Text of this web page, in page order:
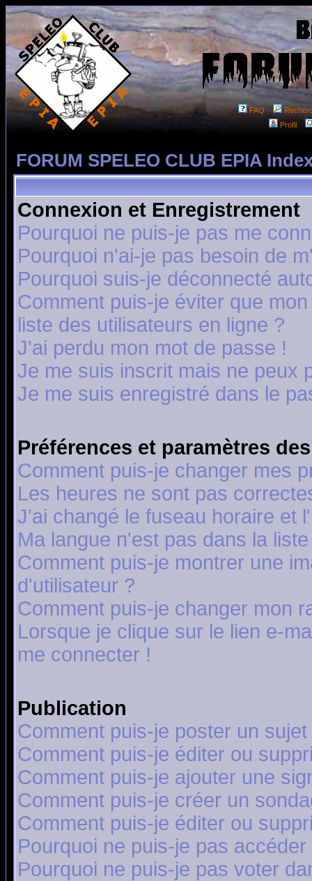
FAQ
Profil
FORUM SPELEO CLUB EPIA
Connexion et Enregistrement
Pourquoi ne puis-je pas me
Pourquoi n'ai-je pas besoin de
Pourquoi suis-je déconnecté
Comment puis-je éviter que
liste des utilisateurs en ligne ?
J'ai perdu mon mot de passe !
Je me suis inscrit mais ne peux
Je me suis enregistré dans le
Préférences et paramètres
Comment puis-je changer mes
Les heures ne sont pas
J'ai changé le fuseau horaire et
Ma langue n'est pas dans la
Comment puis-je montrer une
d'utilisateur ?
Comment puis-je changer mon
Lorsque je clique sur le lien e-
me connecter !
Publication
Comment puis-je poster un
Comment puis-je éditer ou
Comment puis-je ajouter une
Comment puis-je créer un
Comment puis-je éditer ou
Pourquoi ne puis-je pas
Pourquoi ne puis-je pas voter